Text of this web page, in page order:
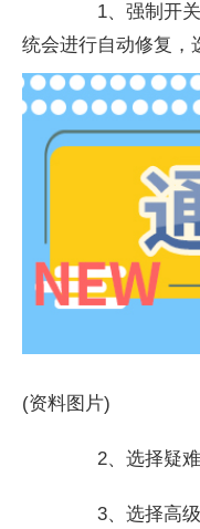
1、强制开关
统会进行自动修复，
(资料图片)
2、选择疑难
3、选择高级